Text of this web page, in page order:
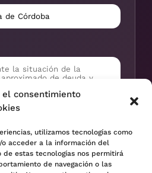
el consentimiento
utilizamos tecnologías como
acceder a la información del
estas tecnologías nos permitirá
de navegación o las
confidencialidad profesional.